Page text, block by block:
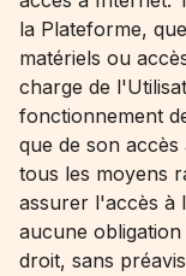
la Plateforme,
matériels ou
charge de
fonctionnement
que de son
tous les moyens
assurer l'accès à
aucune
droit, sans